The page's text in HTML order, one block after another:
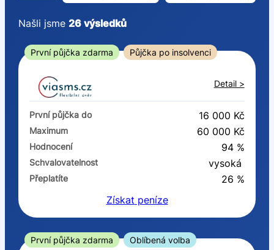
Od
První půjčka zdarma
–
ano
Ve zkušebce
ano
ne
Našli jsme26 výsledků
První půjčka zdarma Půjčka po insolvenci
Detail >
První půjčka do 16 000 Kč
Maximum 60 000 Kč
Hodnocení 94 %
Schvalovatelnost vysoká
Přeplatíte
26 %
Získat peníze
První půjčka zdarma Oblíbená volba